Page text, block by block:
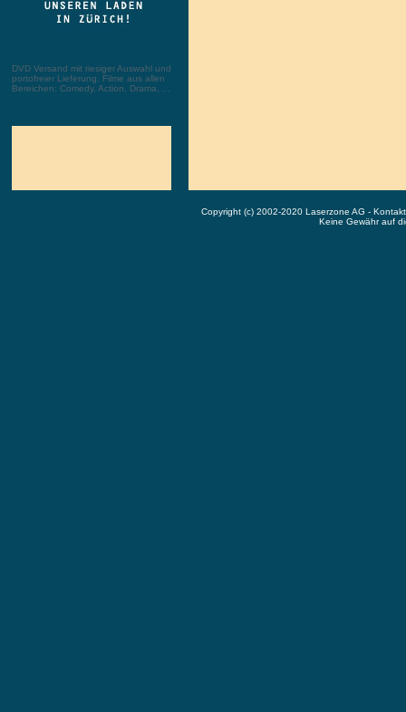
DVD Versand mit riesiger Auswahl und
portofreier Lieferung. Filme aus allen
Bereichen: Comedy, Action, Drama, ...
Copyright (c) 2002-2020 Laserzone AG -
Keine Gewähr auf